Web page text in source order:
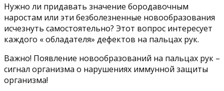
Нужно ли придавать значение бородавочным
наростам или эти безболезненные новообразования
исчезнуть самостоятельно? Этот вопрос интересует
каждого « обладателя» дефектов на пальцах рук.
Важно! Появление новообразований на пальцах рук –
сигнал организма о нарушениях иммунной защиты
организма!